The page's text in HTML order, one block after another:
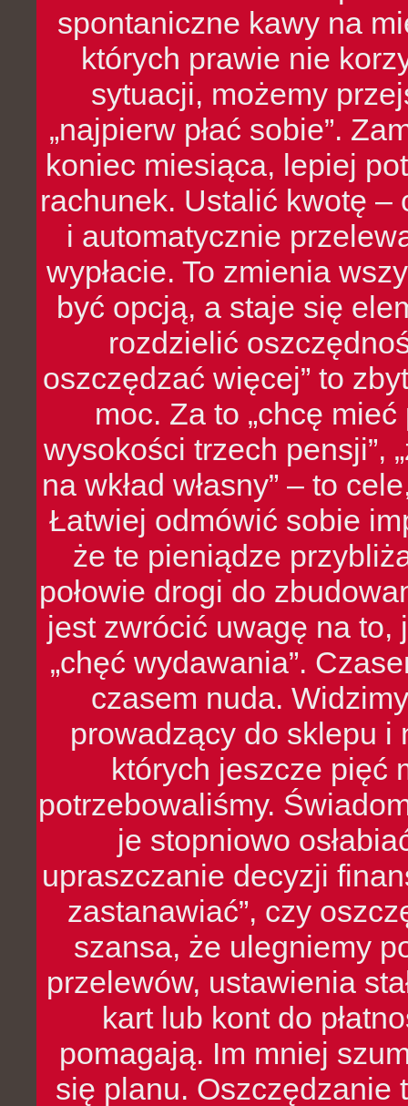
spontaniczne kawy na
których prawie nie
sytuacji, możemy
„najpierw płać sobie”.
koniec miesiąca, lepiej
rachunek. Ustalić kwotę
i automatycznie
wypłacie. To zmienia
być opcją, a staje się
rozdzielić
oszczędzać więcej” to
moc. Za to „chcę
wysokości trzech pensji”,
na wkład własny” – to
Łatwiej odmówić sobie
że te pieniądze
połowie drogi do
jest zwrócić uwagę na to,
„chęć wydawania”.
czasem nuda.
prowadzący do sklepu i
których jeszcze pięć
potrzebowaliśmy.
je stopniowo
upraszczanie decyzji
zastanawiać”, czy
szansa, że ulegniemy
przelewów, ustawienia
kart lub kont do
pomagają. Im mniej
się planu. Oszczędzanie